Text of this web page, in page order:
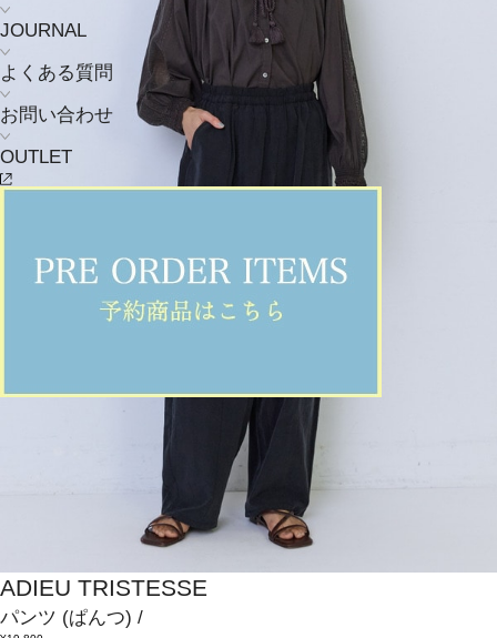
JOURNAL
よくある質問
お問い合わせ
OUTLET
ADIEU TRISTESSE
パンツ (ぱんつ) /